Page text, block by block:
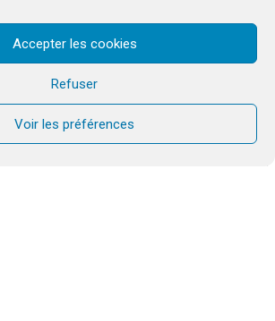
Accepter les cookies
Refuser
Voir les préférences
sur Zoom